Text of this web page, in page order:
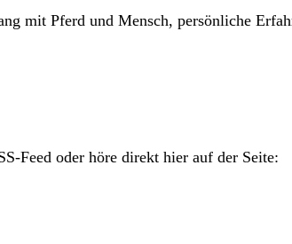
mit Pferd und Mensch, persönliche
Feed oder höre direkt hier auf der Seite: